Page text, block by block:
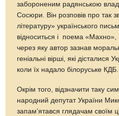
забороненим радянською
Сосюри. Він розповів про так
літературу» українського
відноситься і поема
через яку автор зазнав
геніальні вірші, які
коли їх надало білоруське КДБ.
Окрім того, відзначити таку
народний депутат України
запам’ятався глядачам своїм